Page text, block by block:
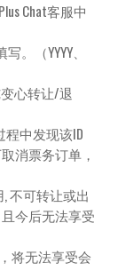
Chat客服中
。（YYYY、
心转让/退
中发现该ID
消票务订单，
不可转让或出
今后无法享受
将无法享受会